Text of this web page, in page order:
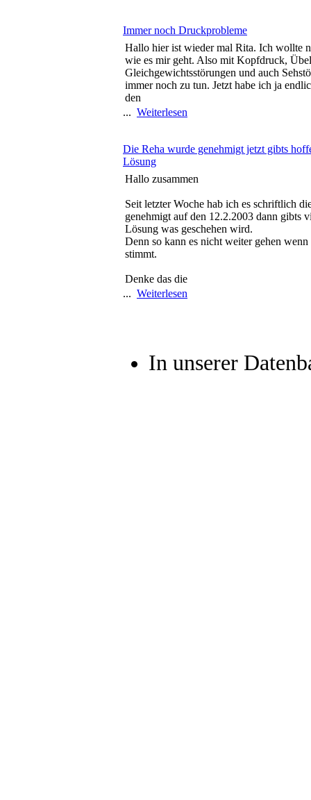
Immer noch Druckprobleme
Hallo hier ist wieder mal Rita. Ich wollte
wie es mir geht. Also mit Kopfdruck,
Gleichgewichtsstörungen und auch
immer noch zu tun. Jetzt habe ich ja
den
... Weiterlesen
Die Reha wurde genehmigt jetzt gibts
Lösung
Hallo zusammen
Seit letzter Woche hab ich es schriftlich
genehmigt auf den 12.2.2003 dann gibts
Lösung was geschehen wird.
Denn so kann es nicht weiter gehen
stimmt.
Denke das die
... Weiterlesen
In unserer